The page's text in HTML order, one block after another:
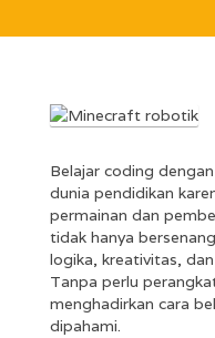
Belajar coding
dunia pendidikan
permainan dan
tidak hanya
logika, kreativitas,
Tanpa perlu
menghadirkan cara
dipahami.